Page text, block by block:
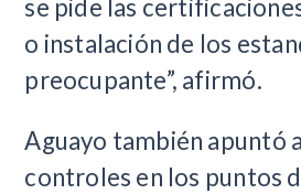
se pide las
o instalación de los
preocupante”, afirmó.
Aguayo también apuntó
controles en los puntos